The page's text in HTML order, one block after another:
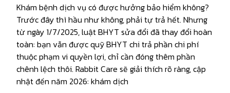
Khám bệnh dịch vụ có được hưởng bảo hiểm không?
Trước đây thì hầu như không, phải tự trả hết. Nhưng
từ ngày 1/7/2025, luật BHYT sửa đổi đã thay đổi hoàn
toàn: bạn vẫn được quỹ BHYT chi trả phần chi phí
thuộc phạm vi quyền lợi, chỉ cần đóng thêm phần
chênh lệch thôi. Rabbit Care sẽ giải thích rõ ràng, cập
nhật đến năm 2026: khám dịch